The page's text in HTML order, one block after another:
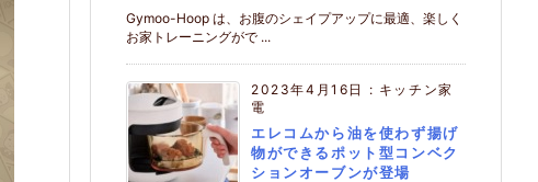
Gymoo-Hoop は、お腹のシェイプアップに最適、楽しく
お家トレーニングがで ...
2023年4月16日 : キッチン家
電
エレコムから油を使わず揚げ
物ができるポット型コンベク
ションオーブンが登場